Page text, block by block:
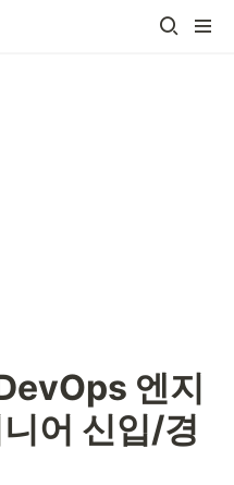
엔지
어 신입/경